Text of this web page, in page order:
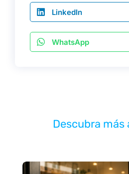
LinkedIn
WhatsApp
Descubra más